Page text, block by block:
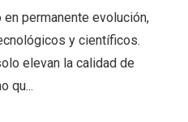
permanente evolución,
y científicos.
elevan la calidad de
qu...